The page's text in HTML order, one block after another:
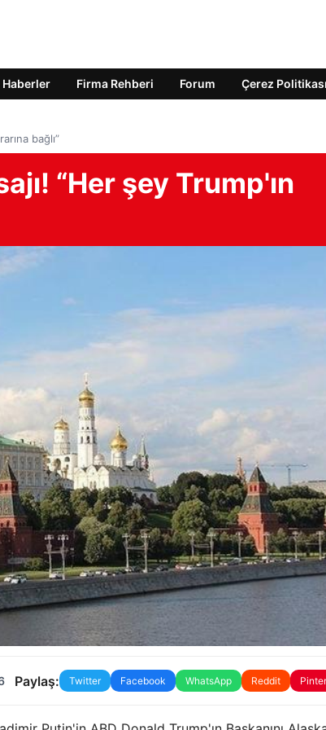
Firma Rehberi Forum Çerez Politikası
bağlı”
“Her şey Trump'ın
Paylaş: Twitter Facebook WhatsApp Reddit